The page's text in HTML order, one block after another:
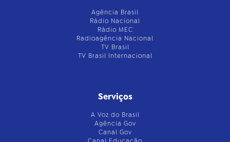
Agência Brasil
Rádio Nacional
Rádio MEC
Radioagência Nacional
TV Brasil
TV Brasil Internacional
Serviços
A Voz do Brasil
Agência Gov
Canal Gov